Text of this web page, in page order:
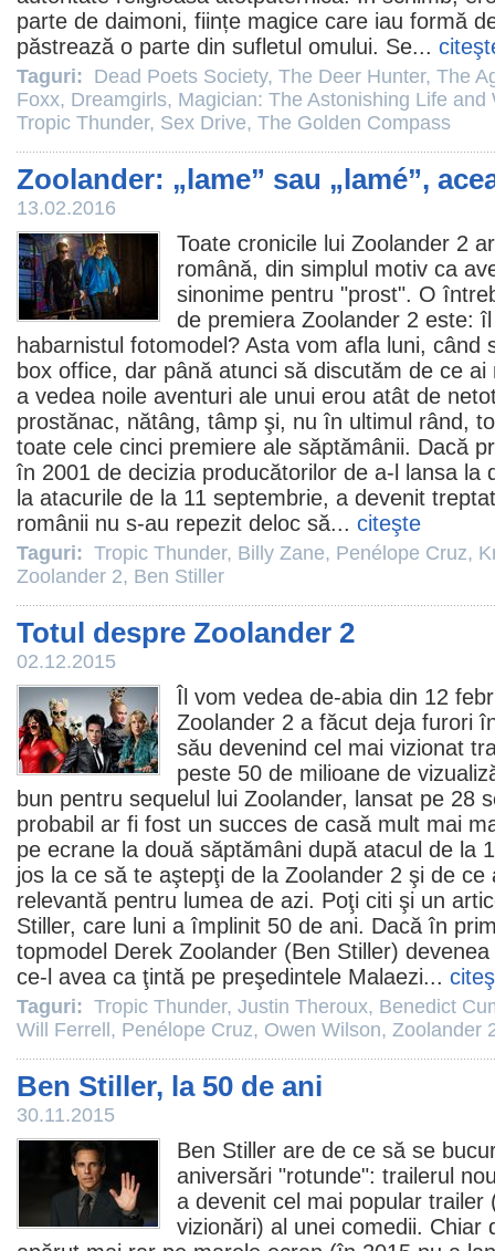
parte de daimoni, ființe magice care iau formă
păstrează o parte din sufletul omului. Se...
Taguri: Dead Poets Society, The Deer Hunter, The
Foxx, Dreamgirls, Magician: The Astonishing Life
Tropic Thunder, Sex Drive, The Golden Compass
Zoolander: „lame” sau „lamé”,
13.02.2016
Toate cronicile lui Zoolander 2
română, din simplul motiv ca
sinonime pentru "prost". O
de premiera Zoolander 2 este:
habarnistul fotomodel? Asta vom afla luni, când
box office, dar până atunci să discutăm de ce
a vedea noile aventuri ale unui erou atât de
prostănac, nătâng, tâmp şi, nu în ultimul rând,
toate cele cinci premiere ale săptămânii. Dacă
în 2001 de decizia producătorilor de a-l lansa la
la atacurile de la 11 septembrie, a devenit
românii nu s-au repezit deloc să... citeşte
Taguri: Tropic Thunder, Billy Zane, Penélope Cruz,
Zoolander 2, Ben Stiller
Totul despre Zoolander 2
02.12.2015
Îl vom vedea de-abia din 12
Zoolander 2 a făcut deja furori
său devenind cel mai vizionat
peste 50 de milioane de
bun pentru sequelul lui Zoolander, lansat pe 28
probabil ar fi fost un succes de casă mult mai
pe ecrane la două săptămâni după atacul de la
jos la ce să te aştepţi de la Zoolander 2 şi de ce
relevantă pentru lumea de azi. Poţi citi şi un
Stiller, care luni a împlinit 50 de ani. Dacă în
topmodel Derek Zoolander (Ben Stiller)
ce-l avea ca ţintă pe preşedintele Malaezi...
Taguri: Tropic Thunder, Justin Theroux, Benedict
Will Ferrell , Penélope Cruz, Owen Wilson, Zoolander
Ben Stiller, la 50 de ani
30.11.2015
Ben Stiller are de ce să se
aniversări "rotunde": trailerul
a devenit cel mai popular trailer
vizionări) al unei comedii. Chiar